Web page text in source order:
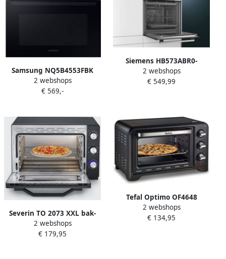
Samsung NQ5B4553FBK
Serie 4 Inbouw
combimagnetron 50 L
2 webshops
€ 569,-
Siemens HB573ABR0-
Multifunctionele Elektrische
Oven-Pulsed Air-71 L-
2 webshops
€ 549,99
Severin TO 2073 XXL bak-
en toastoven 60 liter 2200
Watt
2 webshops
€ 179,95
Tefal Optimo OF4648
Vrijstaande Oven 33L
Multifunctioneel Compact
2 webshops
€ 134,95